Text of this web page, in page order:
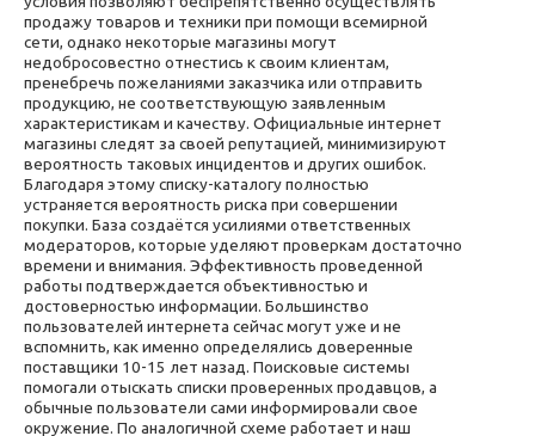
продажу товаров и техники при помощи всемирной
сети, однако некоторые магазины могут
недобросовестно отнестись к своим клиентам,
пренебречь пожеланиями заказчика или отправить
продукцию, не соответствующую заявленным
характеристикам и качеству. Официальные интернет
магазины следят за своей репутацией, минимизируют
вероятность таковых инцидентов и других ошибок.
Благодаря этому списку-каталогу полностью
устраняется вероятность риска при совершении
покупки. База создаётся усилиями ответственных
модераторов, которые уделяют проверкам достаточно
времени и внимания. Эффективность проведенной
работы подтверждается объективностью и
достоверностью информации. Большинство
пользователей интернета сейчас могут уже и не
вспомнить, как именно определялись доверенные
поставщики 10-15 лет назад. Поисковые системы
помогали отыскать списки проверенных продавцов, а
обычные пользователи сами информировали свое
окружение. По аналогичной схеме работает и наш